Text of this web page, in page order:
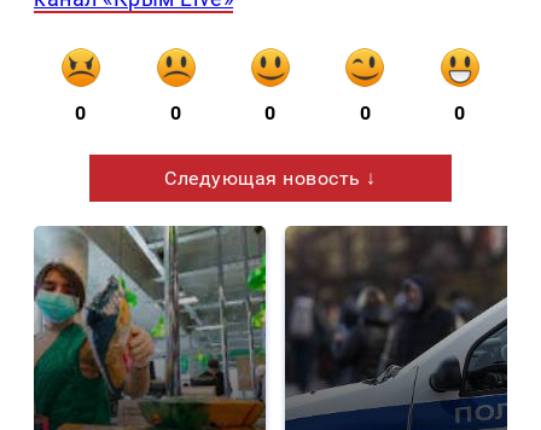
0 0 0 0 0
Следующая новость ↓